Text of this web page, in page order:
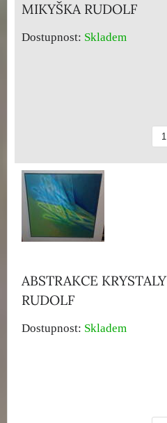
MIKYŠKA RUDOLF
Dostupnost: Skladem
ABSTRAKCE
RUDOLF
Dostupnost: Skladem